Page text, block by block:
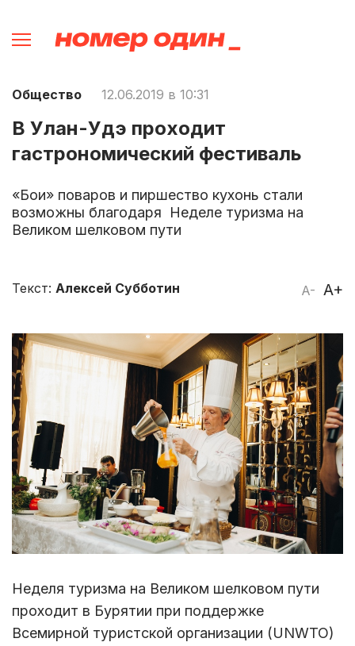
Общество 12.06.2019 в 10:31
В Улан-Удэ проходит
гастрономический фестиваль
«Бои» поваров и пиршество кухонь стали
возможны благодаря Неделе туризма на
Великом шелковом пути
A- A+
Текст: Алексей Субботин
Неделя туризма на Великом шелковом пути
проходит в Бурятии при поддержке
Всемирной туристской организации (UNWTO)